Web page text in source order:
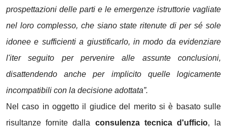
prospettazioni delle parti e le emergenze istruttorie vagliate
nel loro complesso, che siano state ritenute di per sé sole
idonee e sufficienti a giustificarlo, in modo da evidenziare
l'iter seguito per pervenire alle assunte conclusioni,
disattendendo anche per implicito quelle logicamente
incompatibili con la decisione adottata”.
Nel caso in oggetto il giudice del merito si è basato sulle
risultanze fornite dalla consulenza tecnica d'ufficio, la